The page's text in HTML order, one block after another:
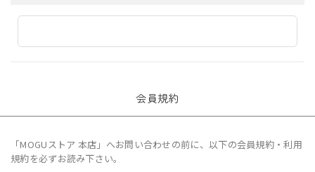
会員規約
「MOGUストア 本店」へお問い合わせの前に、以下の会員規約・利用
規約を必ずお読み下さい。